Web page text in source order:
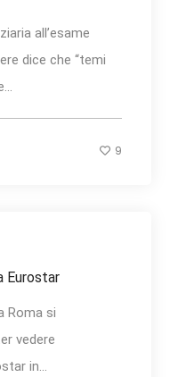
all’esame
dice che “temi
9
Eurostar
Roma si
vedere
in...